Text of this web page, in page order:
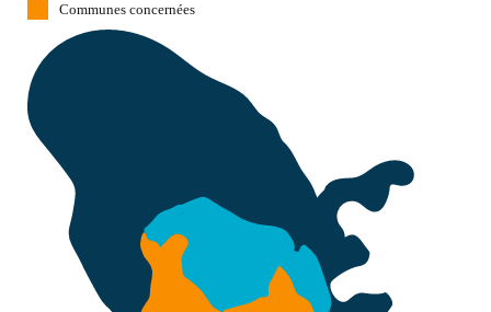
Communes concernées
Saint Denis